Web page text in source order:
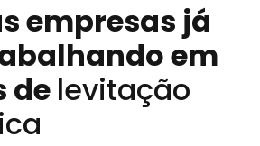
empresas já
em
de levitação